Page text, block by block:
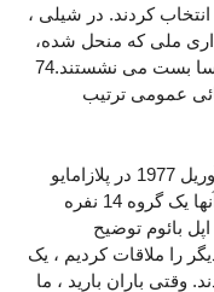
کردند. در شیلی ،
ملی که منحل شده،
زنجیر میکردند؛ در السالوادور زنان در کلیسا بست می نشستند.74
عمومی ترتیب
مادران آرژانتینی برای نخستین بار در 30 آوریل 1977 در پلازامایو
دست به این کار مخاطره آمیز زدند. ابتدا آنها یک گروه 14 نفره
بائوم توضیح
را ملاقات کردیم ، یک
وقتی باران بارید ، ما